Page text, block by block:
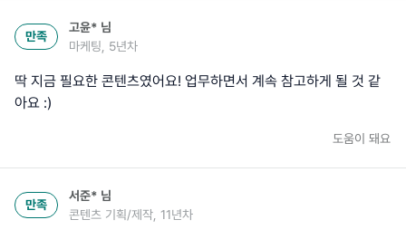
만족
고윤* 님
마케팅, 5년차
딱 지금 필요한 콘텐츠였어요! 업무하면서 계속 참고하게 될 것 같
아요 :)
도움이 돼요
만족
서준* 님
콘텐츠 기획/제작, 11년차